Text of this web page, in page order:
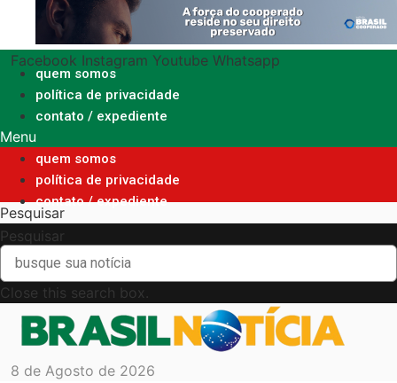
o
conteúdo
Facebook Instagram Youtube Whatsapp
quem somos
política de privacidade
contato / expediente
Menu
quem somos
política de privacidade
contato / expediente
Pesquisar
Pesquisar
Close this search box.
8 de Agosto de 2026